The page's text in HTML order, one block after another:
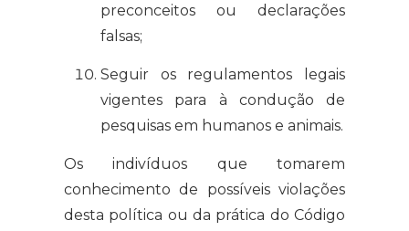
preconceitos ou declarações
falsas;
Seguir os regulamentos legais
vigentes para à condução de
pesquisas em humanos e animais.
Os indivíduos que tomarem
conhecimento de possíveis violações
desta política ou da prática do Código